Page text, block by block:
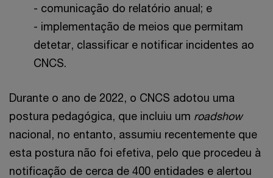
- comunicação do relatório anual; e
- implementação de meios que permitam
detetar, classificar e notificar incidentes ao
CNCS.
Durante o ano de 2022, o CNCS adotou uma
postura pedagógica, que incluiu um roadshow
nacional, no entanto, assumiu recentemente que
esta postura não foi efetiva, pelo que procedeu à
notificação de cerca de 400 entidades e alertou